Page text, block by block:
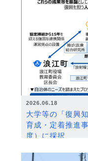
2026.06.18
大学等の「復興
育成・定着推進
度）に採択